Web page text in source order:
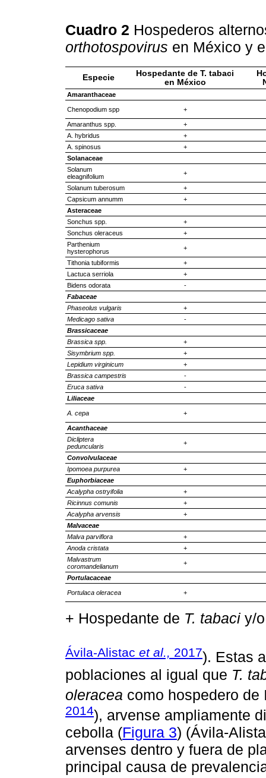
Cuadro 2 Hospederos
orthotospovirus en México y
Especie
Hospedante de T. tabaci
en México
Amaranthaceae
Chenopodium spp +
Amaranthus spp.
+
A. hybridus
+
A. spinosus
+
Solanaceae
Solanum
eleagnifolium
+
Solanum tuberosum
+
Capsicum annumm
+
Asteraceae
Sonchus spp.
+
Sonchus oleraceus
+
Parthenium
hysterophorus
+
Tithonia tubiformis
+
Lactuca serriola
+
Bidens odorata
-
Fabaceae
Phaseolus vulgaris
+
Medicago sativa
-
Brassicaceae
Brassica spp.
+
Sisymbrium spp.
+
Lepidium virginicum
+
Brassica campestris
-
Eruca sativa
-
Liliaceae
A. cepa +
Acanthaceae
Dicliptera
peduncularis
+
Convolvulaceae
Ipomoea purpurea
+
Euphorbiaceae
Acalypha ostryifolia
+
Ricinnus comunis
+
Acalypha arvensis
+
Malvaceae
Malva parviflora
+
Anoda cristata
+
Malvastrum
coromandelianum
+
Portulacaceae
Portulaca oleracea +
+ Hospedante de T. tabaci y/
Ávila-Alistac et al., 2017). Estas
poblaciones al igual que T.
oleracea como hospedero de
2014), arvense ampliamente
cebolla (Figura 3) (Ávila-
arvenses dentro y fuera de
principal causa de